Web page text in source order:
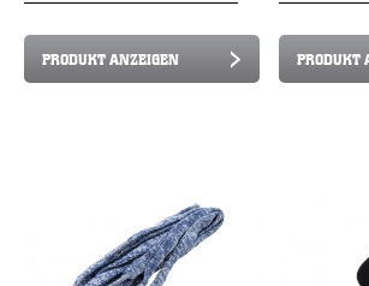
PRODUKT ANZEIGEN PRODUKT